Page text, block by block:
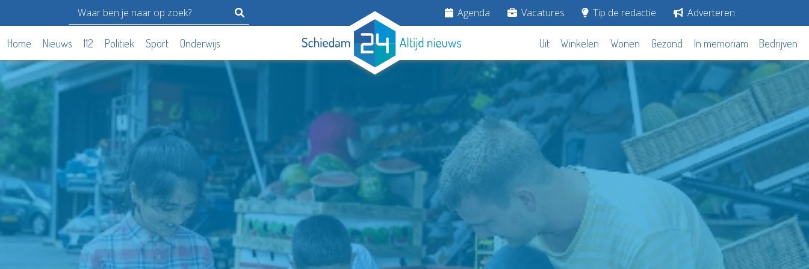
Agenda Vacatures Tip de redactie Adverteren
Home Nieuws 112 Politiek Sport Onderwijs Uit Winkelen Wonen Gezond In memoriam Bedrijven